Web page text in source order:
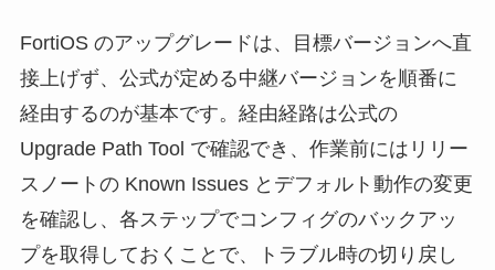
FortiOS のアップグレードは、目標バージョンへ直
接上げず、公式が定める中継バージョンを順番に
経由するのが基本です。経由経路は公式の
Upgrade Path Tool で確認でき、作業前にはリリー
スノートの Known Issues とデフォルト動作の変更
を確認し、各ステップでコンフィグのバックアッ
プを取得しておくことで、トラブル時の切り戻し